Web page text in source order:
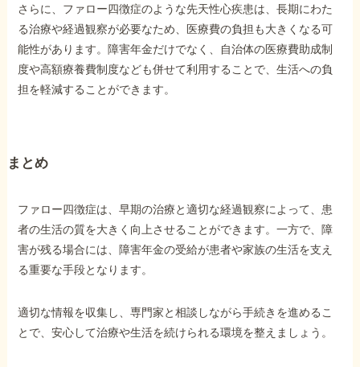
さらに、ファロー四徴症のような先天性心疾患は、長期にわた
る治療や経過観察が必要なため、医療費の負担も大きくなる可
能性があります。障害年金だけでなく、自治体の医療費助成制
度や高額療養費制度なども併せて利用することで、生活への負
担を軽減することができます。
まとめ
ファロー四徴症は、早期の治療と適切な経過観察によって、患
者の生活の質を大きく向上させることができます。一方で、障
害が残る場合には、障害年金の受給が患者や家族の生活を支え
る重要な手段となります。
適切な情報を収集し、専門家と相談しながら手続きを進めるこ
とで、安心して治療や生活を続けられる環境を整えましょう。